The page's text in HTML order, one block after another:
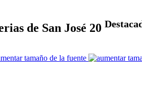
de San José 20
tamaño de la fuente